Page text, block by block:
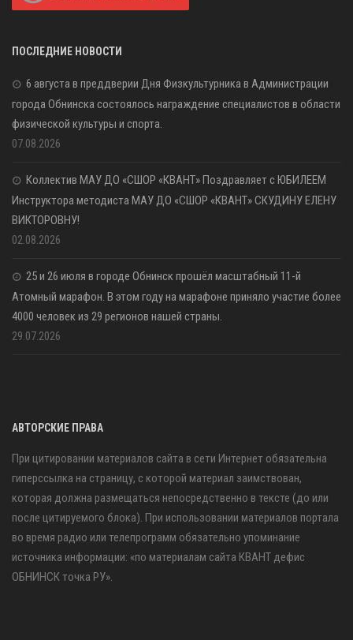
ПОСЛЕДНИЕ НОВОСТИ
6 августа в преддверии Дня Физкультурника в Администрации
города Обнинска состоялось награждение специалистов в области
физической культуры и спорта.
07.08.2026
Коллектив МАУ ДО «СШОР «КВАНТ» Поздравляет с ЮБИЛЕЕМ
Инструктора методиста МАУ ДО «СШОР «КВАНТ» СКУДИНУ ЕЛЕНУ
ВИКТОРОВНУ!
02.08.2026
25 и 26 июля в городе Обнинск прошёл масштабный 11-й
Атомный марафон. В этом году на марафоне приняло участие более
4000 человек из 29 регионов нашей страны.
29.07.2026
АВТОРСКИЕ ПРАВА
При цитировании материалов сайта в сети Интернет обязательна
гиперссылка на страницу, с которой материал заимствован,
которая должна размещаться непосредственно в тексте (до или
после цитируемого блока). При использовании материалов портала
во время радио или телепрограмм обязательно упоминание
источника информации: «по материалам сайта КВАНТ дефис
ОБНИНСК точка РУ».